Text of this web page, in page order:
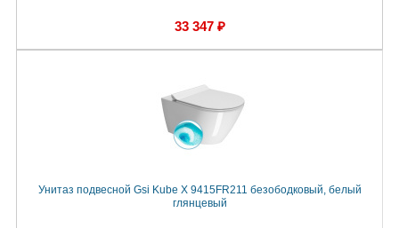
33 347 ₽
Унитаз подвесной Gsi Kube X 9415FR211 безободковый, белый
глянцевый